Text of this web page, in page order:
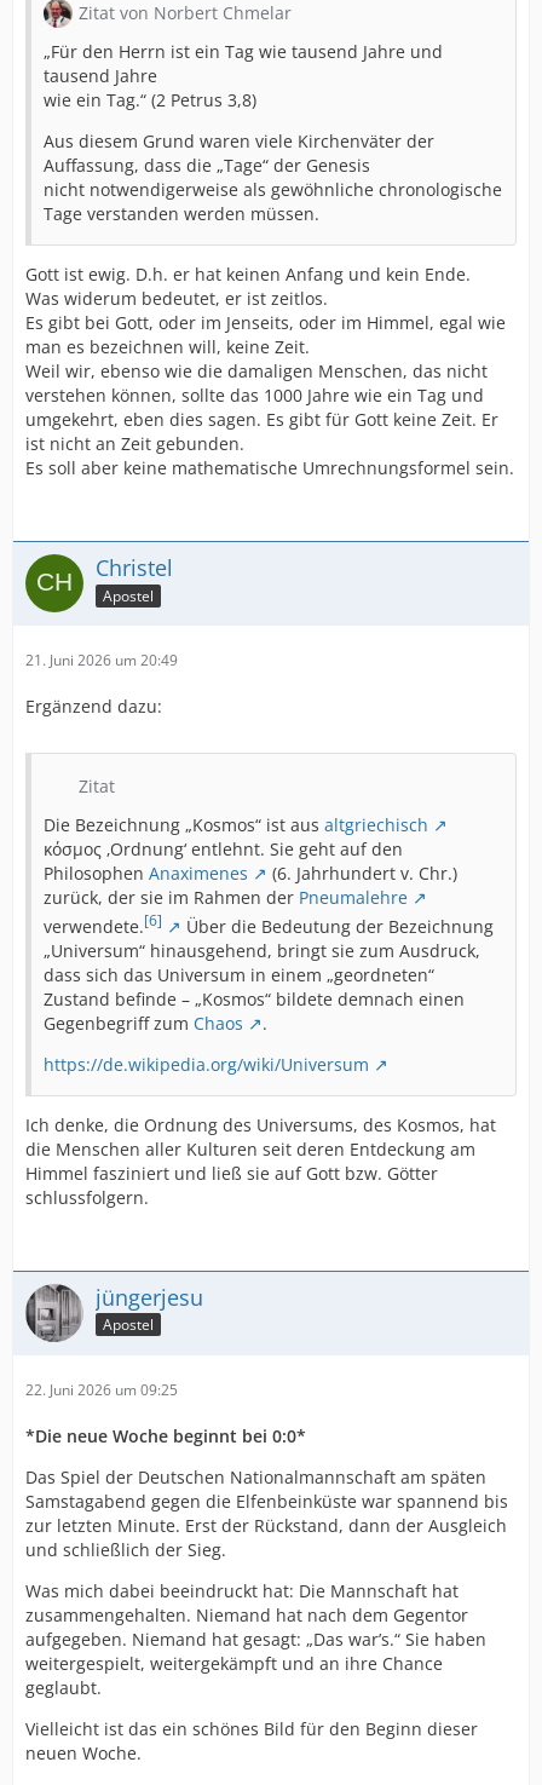
Zitat von Norbert Chmelar
„Für den Herrn ist ein Tag wie tausend Jahre und
tausend Jahre
wie ein Tag.“ (2 Petrus 3,8)
Aus diesem Grund waren viele Kirchenväter der
Auffassung, dass die „Tage“ der Genesis
nicht notwendigerweise als gewöhnliche chronologische
Tage verstanden werden müssen.
Gott ist ewig. D.h. er hat keinen Anfang und kein Ende.
Was widerum bedeutet, er ist zeitlos.
Es gibt bei Gott, oder im Jenseits, oder im Himmel, egal wie
man es bezeichnen will, keine Zeit.
Weil wir, ebenso wie die damaligen Menschen, das nicht
verstehen können, sollte das 1000 Jahre wie ein Tag und
umgekehrt, eben dies sagen. Es gibt für Gott keine Zeit. Er
ist nicht an Zeit gebunden.
Es soll aber keine mathematische Umrechnungsformel sein.
Christel
Apostel
21. Juni 2026 um 20:49
Ergänzend dazu:
Zitat
Die Bezeichnung „Kosmos“ ist aus altgriechisch
κόσμος ‚Ordnung‘ entlehnt. Sie geht auf den
Philosophen Anaximenes
(6. Jahrhundert v. Chr.)
zurück, der sie im Rahmen der Pneumalehre
verwendete.[6]
Über die Bedeutung der Bezeichnung
„Universum“ hinausgehend, bringt sie zum Ausdruck,
dass sich das Universum in einem „geordneten“
Zustand befinde – „Kosmos“ bildete demnach einen
Gegenbegriff zum Chaos
.
https://de.wikipedia.org/wiki/Universum
Ich denke, die Ordnung des Universums, des Kosmos, hat
die Menschen aller Kulturen seit deren Entdeckung am
Himmel fasziniert und ließ sie auf Gott bzw. Götter
schlussfolgern.
jüngerjesu
Apostel
22. Juni 2026 um 09:25
*Die neue Woche beginnt bei 0:0*
Das Spiel der Deutschen Nationalmannschaft am späten
Samstagabend gegen die Elfenbeinküste war spannend bis
zur letzten Minute. Erst der Rückstand, dann der Ausgleich
und schließlich der Sieg.
Was mich dabei beeindruckt hat: Die Mannschaft hat
zusammengehalten. Niemand hat nach dem Gegentor
aufgegeben. Niemand hat gesagt: „Das war’s.“ Sie haben
weitergespielt, weitergekämpft und an ihre Chance
geglaubt.
Vielleicht ist das ein schönes Bild für den Beginn dieser
neuen Woche.